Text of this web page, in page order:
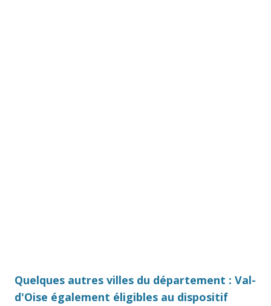
Quelques autres villes du département : Val-
d'Oise également éligibles au dispositif